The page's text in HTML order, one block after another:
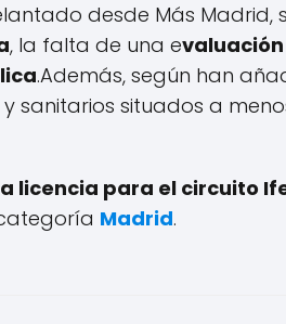
desde Más Madrid,
, la falta de una e
.Además, según han
situados a
licencia para el circuito
Madrid.